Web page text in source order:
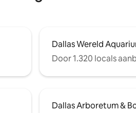
Dallas Wereld
Door 1.320 locals
Dallas Arboretum &